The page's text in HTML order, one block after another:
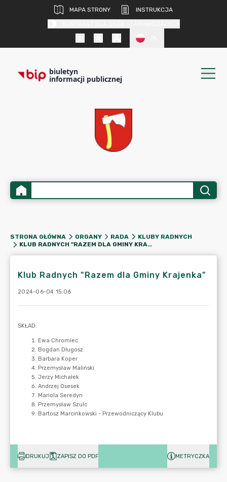
MAPA STRONY
INSTRUKCJA
biuletyn
informacji publicznej
STRONA GŁÓWNA ORGANY RADA
KLUBY RADNYCH
KLUB RADNYCH "RAZEM DLA GMINY KRAJENKA"
Klub Radnych "Razem dla Gminy Krajenka"
2024-06-04 15:06
DRUKUJ ZAPISZ DO PDF METRYCZKA